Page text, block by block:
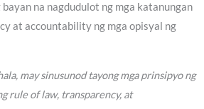
bayan na nagdudulot ng mga katanungan
at accountability ng mga opisyal ng
may sinusunod tayong mga prinsipyo ng
rule of law, transparency, at